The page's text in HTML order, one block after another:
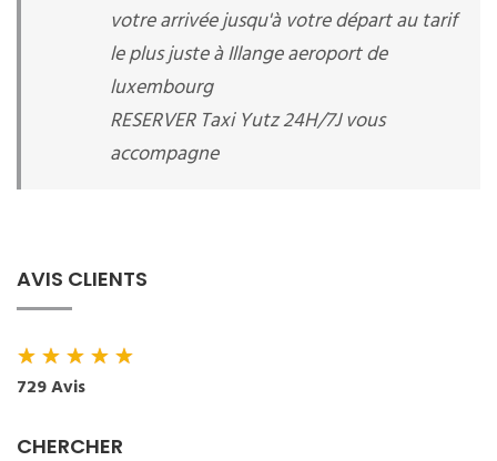
votre arrivée jusqu'à votre départ au tarif
le plus juste à Illange aeroport de
luxembourg
RESERVER Taxi Yutz 24H/7J vous
accompagne
AVIS CLIENTS
★★★★★
729 Avis
CHERCHER